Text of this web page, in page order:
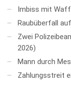
Imbiss mit
Raubüberfall
Zwei
2026
Mann durch
Zahlungsstreit